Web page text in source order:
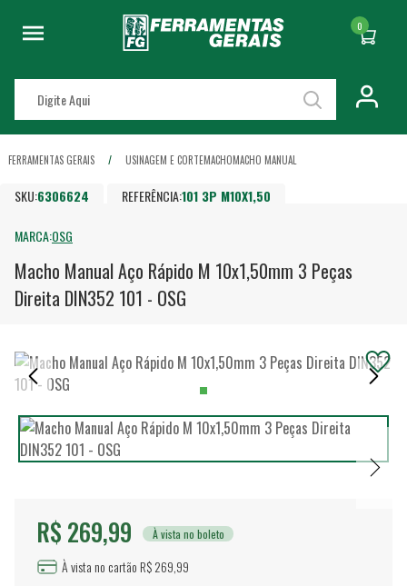
0
FERRAMENTAS GERAIS USINAGEM E CORTEMACHOMACHO MANUAL
SKU:6306624 REFERÊNCIA:101 3P M10X1,50
MARCA:OSG
Macho Manual Aço Rápido M 10x1,50mm 3 Peças
Direita DIN352 101 - OSG
R$ 269,99 À vista no boleto
À vista no cartão R$ 269,99